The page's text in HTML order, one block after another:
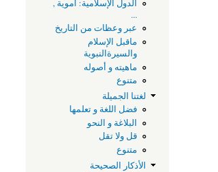
الدول الإسلامية: أموية ,
...
عبر وعظات من التاريخ
ماقبل الإسلام
والسيرةالنبوية
ماهيته و أصوله
متنوع
لغتنا الجميلة
فضل اللغة و تعلمها
البلاغة و النحو
قل ولا تقل
متنوع
الأذكار الصحيحة